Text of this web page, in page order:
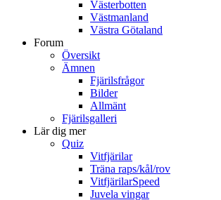
Västerbotten
Västmanland
Västra Götaland
Forum
Översikt
Ämnen
Fjärilsfrågor
Bilder
Allmänt
Fjärilsgalleri
Lär dig mer
Quiz
Vitfjärilar
Träna raps/kål/rov
VitfjärilarSpeed
Juvela vingar